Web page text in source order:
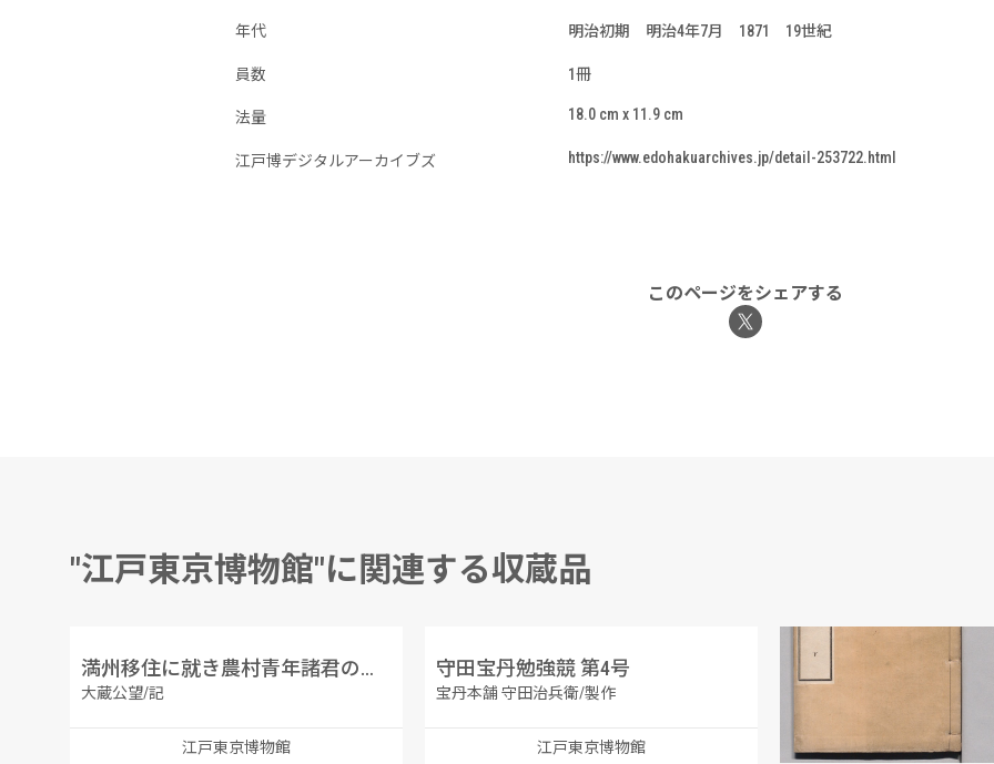
年代 明治初期 明治4年7月 1871 19世紀
員数 1冊
法量 18.0 cm x 11.9 cm
江戸博デジタルアーカイブズ https://www.edohakuarchives.jp/detail-253722.html
このページをシェアする
"江戸東京博物館"に関連する収蔵品
満州移住に就き農村青年諸君の奮起を促す
大蔵公望/記
江戸東京博物館
守田宝丹勉強競 第4号
宝丹本舗 守田治兵衛/製作
江戸東京博物館
采覧異言 下
江戸東京博物館